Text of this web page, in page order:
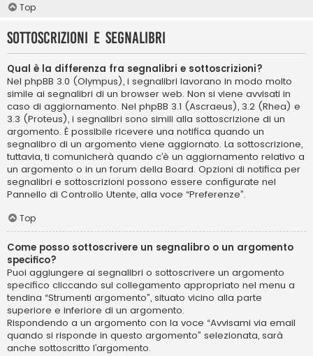
Top
Sottoscrizioni e segnalibri
Qual è la differenza fra segnalibri e sottoscrizioni?
Nel phpBB 3.0 (Olympus), i segnalibri lavorano in modo molto
simile ai segnalibri di un browser web. Non si viene avvisati in
caso di aggiornamento. Nel phpBB 3.1 (Ascraeus), 3.2 (Rhea) e
3.3 (Proteus), i segnalibri sono simili alla sottoscrizione di un
argomento. È possibile ricevere una notifica quando un
segnalibro di un argomento viene aggiornato. La sottoscrizione,
tuttavia, ti comunicherà quando c’è un aggiornamento relativo a
un argomento o in un forum della Board. Opzioni di notifica per
segnalibri e sottoscrizioni possono essere configurate nel
Pannello di Controllo Utente, alla voce “Preferenze”.
Top
Come posso sottoscrivere un segnalibro o un argomento
specifico?
Puoi aggiungere ai segnalibri o sottoscrivere un argomento
specifico cliccando sul collegamento appropriato nel menu a
tendina “Strumenti argomento”, situato vicino alla parte
superiore e inferiore di un argomento.
Rispondendo a un argomento con la voce “Avvisami via email
quando si risponde in questo argomento” selezionata, sarà
anche sottoscritto l’argomento.